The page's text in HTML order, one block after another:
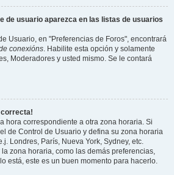
de usuario aparezca en las listas de usuarios
Usuario, en "Preferencias de Foros", encontrará
conexións . Habilite esta opción y solamente
Moderadores y usted mismo. Se le contará
correcta!
hora correspondiente a otra zona horaria. Si
de Control de Usuario y defina su zona horaria
Londres, París, Nueva York, Sydney, etc.
zona horaria, como las demás preferencias,
está, este es un buen momento para hacerlo.